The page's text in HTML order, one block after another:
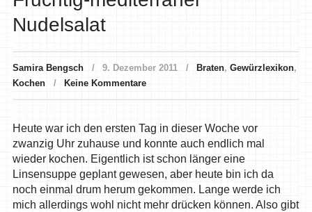
Nudelsalat
Samira Bengsch 9. Dezember 2011 Braten, Gewürzlexikon,
Kochen
Keine Kommentare
Heute war ich den ersten Tag in dieser Woche vor
zwanzig Uhr zuhause und konnte auch endlich mal
wieder kochen. Eigentlich ist schon länger eine
Linsensuppe geplant gewesen, aber heute bin ich da
noch einmal drum herum gekommen. Lange werde ich
mich allerdings wohl nicht mehr drücken können. Also gibt